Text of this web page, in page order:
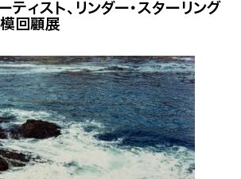
ィスト、リンダー・スターリング
回顧展